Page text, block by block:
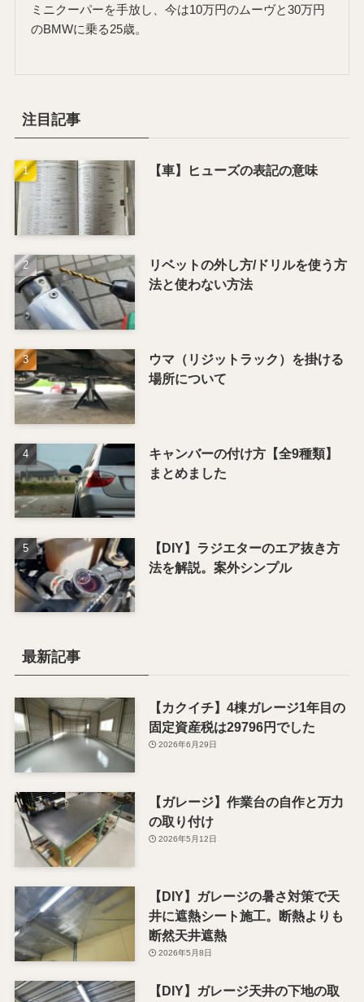
ミニクーパーを手放し、今は10万円のムーヴと30万円
のBMWに乗る25歳。
注目記事
【車】ヒューズの表記の意味
リベットの外し方/ドリルを使う方
法と使わない方法
ウマ（リジットラック）を掛ける
場所について
キャンバーの付け方【全9種類】
まとめました
【DIY】ラジエターのエア抜き方
法を解説。案外シンプル
最新記事
【カクイチ】4棟ガレージ1年目の
固定資産税は29796円でした
2026年6月29日
【ガレージ】作業台の自作と万力
の取り付け
2026年5月12日
【DIY】ガレージの暑さ対策で天
井に遮熱シート施工。断熱よりも
断然天井遮熱
2026年5月8日
【DIY】ガレージ天井の下地の取